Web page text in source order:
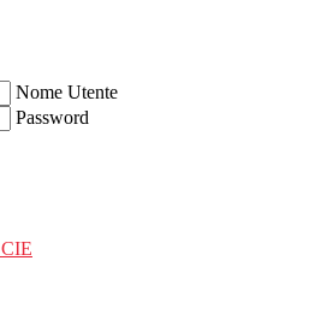
Nome Utente
Password